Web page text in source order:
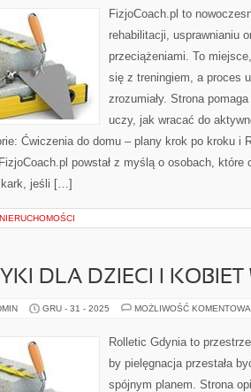
FizjoCoach.pl to
rehabilitacji, usprawnianiu
przeciążeniami. To
się z treningiem, a proces
zrozumiały. Strona
uczy, jak wracać do
Ćwiczenia do domu – plany krok po kroku i
powstał z myślą o osobach, które
jeśli […]
NIERUCHOMOŚCI
DLA DZIECI I KOBIET
GRU - 31 - 2025 MOŻLIWOŚĆ
Rolletic Gdynia to
by pielęgnacja przestała
spójnym planem. Strona